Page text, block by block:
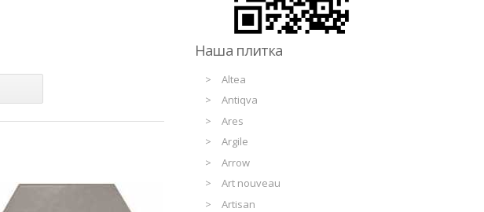
Наша плитка
Altea
Antiqva
Ares
Argile
Arrow
Art nouveau
Artisan